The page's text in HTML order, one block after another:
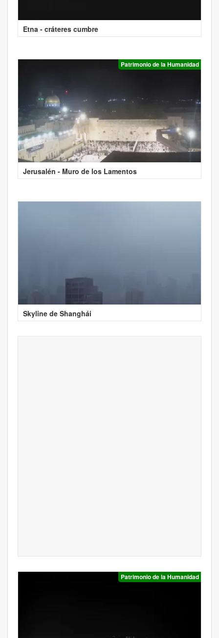
Etna - cráteres cumbre
Patrimonio de la Humanidad
Jerusalén - Muro de los Lamentos
Skyline de Shanghái
Patrimonio de la Humanidad